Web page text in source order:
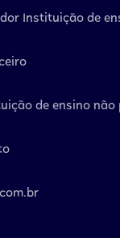
Instituição de
de ensino não